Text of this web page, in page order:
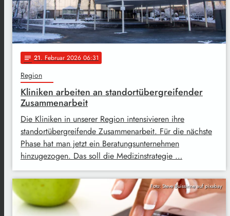
notes 21. Februar 2026 06:31
Region
Kliniken arbeiten an standortübergreifender
Zusammenarbeit
Die Kliniken in unserer Region intensivieren ihre
standortübergreifende Zusammenarbeit. Für die nächste
Phase hat man jetzt ein Beratungsunternehmen
hinzugezogen. Das soll die Medizinstrategie …
Foto: Steve Buissinne auf pixabay